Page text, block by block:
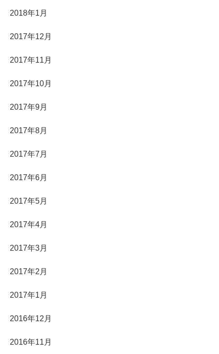
2018年1月
2017年12月
2017年11月
2017年10月
2017年9月
2017年8月
2017年7月
2017年6月
2017年5月
2017年4月
2017年3月
2017年2月
2017年1月
2016年12月
2016年11月